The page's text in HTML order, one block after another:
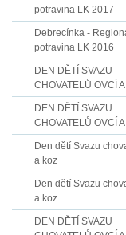
potravina LK 2017
Debrecínka -
potravina LK 2016
DEN DĚTÍ SVAZU
CHOVATELŮ OVCÍ
DEN DĚTÍ SVAZU
CHOVATELŮ OVCÍ
Den dětí Svazu
a koz
Den dětí Svazu
a koz
DEN DĚTÍ SVAZU